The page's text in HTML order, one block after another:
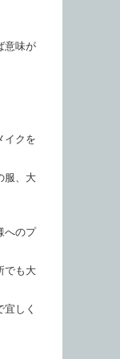
意味が
イクを
服、大
へのプ
でも大
しく